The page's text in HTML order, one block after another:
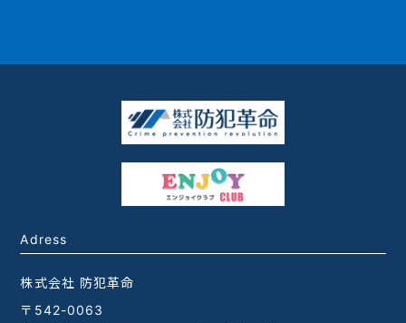
Adress
株式会社 防犯革命
〒542-0063